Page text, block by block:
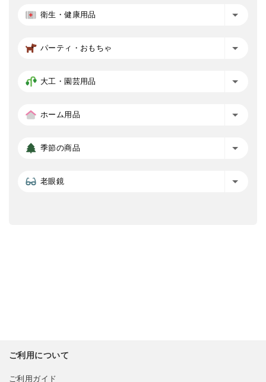
衛生・健康用品
パーティ・おもちゃ
大工・園芸用品
ホーム用品
季節の商品
老眼鏡
ご利用について
ご利用ガイド